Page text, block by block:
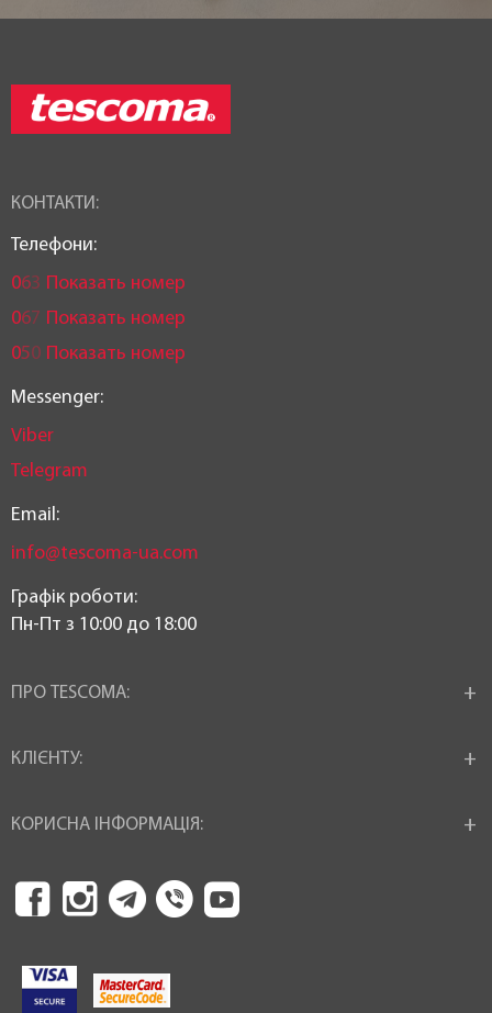
КОНТАКТИ:
Телефони:
063 Показать номер
067 Показать номер
050 Показать номер
Messenger:
Viber
Telegram
Email:
info@tescoma-ua.com
Графік роботи:
Пн-Пт з 10:00 до 18:00
ПРО TESCOMA:
КЛІЄНТУ:
КОРИСНА ІНФОРМАЦІЯ: